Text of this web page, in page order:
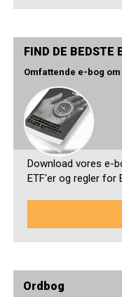
FIND DE BEDSTE
Omfattende e-bog
Download vores e-
ETF'er og regler for
Ordbog